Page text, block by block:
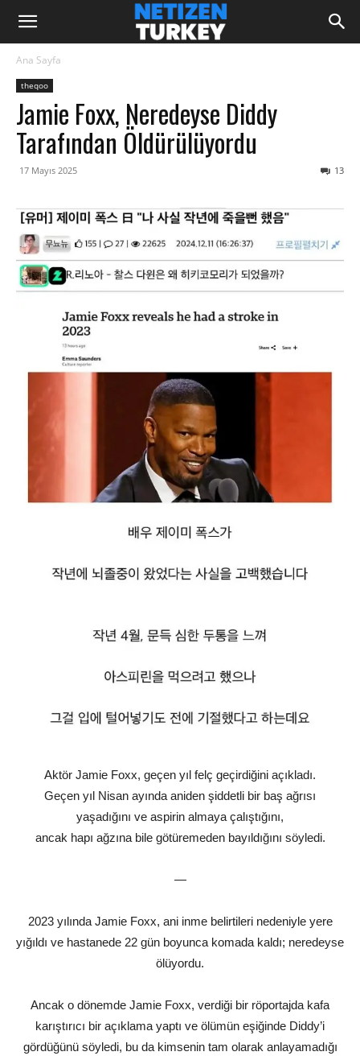
Ana Sayfa
theqoo
Jamie Foxx, Neredeyse Diddy
Tarafından Öldürülüyordu
17 Mayıs 2025 13
Aktör Jamie Foxx, geçen yıl felç geçirdiğini açıkladı.
Geçen yıl Nisan ayında aniden şiddetli bir baş ağrısı
yaşadığını ve aspirin almaya çalıştığını,
ancak hapı ağzına bile götüremeden bayıldığını söyledi.
—
2023 yılında Jamie Foxx, ani inme belirtileri nedeniyle yere
yığıldı ve hastanede 22 gün boyunca komada kaldı; neredeyse
ölüyordu.
Ancak o dönemde Jamie Foxx, verdiği bir röportajda kafa
karıştırıcı bir açıklama yaptı ve ölümün eşiğinde Diddy’i
gördüğünü söyledi, bu da kimsenin tam olarak anlayamadığı